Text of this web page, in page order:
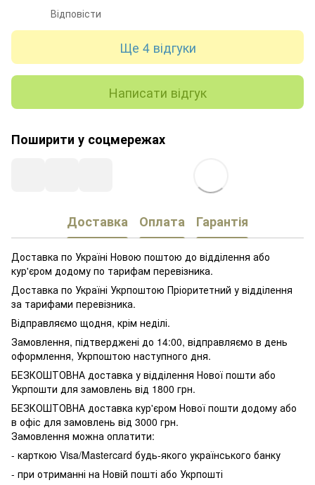
Відповісти
Ще 4 відгуки
Написати відгук
Поширити у соцмережах
Доставка Оплата Гарантія
Доставка по Україні Новою поштою до відділення або
кур'єром додому по тарифам перевізника.
Доставка по Україні Укрпоштою Пріоритетний у відділення
за тарифами перевізника.
Відправляємо щодня, крім неділі.
Замовлення, підтверджені до 14:00, відправляємо в день
оформлення, Укрпоштою наступного дня.
БЕЗКОШТОВНА доставка у відділення Нової пошти або
Укрпошти для замовлень від 1800 грн.
БЕЗКОШТОВНА доставка кур'єром Нової пошти додому або
в офіс для замовлень від 3000 грн.
Замовлення можна оплатити:
- карткою Visa/Mastercard будь-якого українського банку
- при отриманні на Новій пошті або Укрпошті